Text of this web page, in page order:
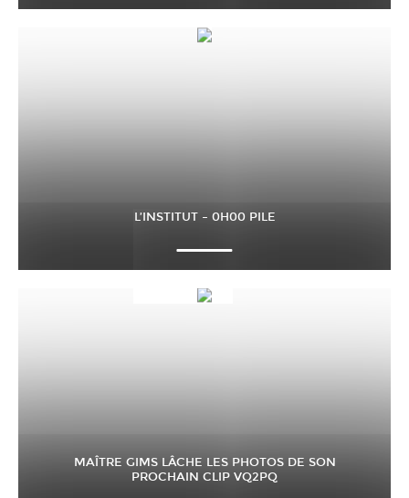
L’INSTITUT – 0H00 PILE
MAÎTRE GIMS LÂCHE LES PHOTOS DE SON
PROCHAIN CLIP VQ2PQ